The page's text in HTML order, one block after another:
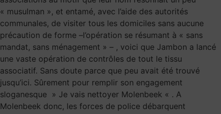
« musulman », et entamé, avec l’aide des autorités
communales, de visiter tous les domiciles sans aucune
précaution de forme –l’opération se résumant à « sans
mandat, sans ménagement » – , voici que Jambon a lancé
une vaste opération de contrôles de tout le tissu
associatif. Sans doute parce que peu avait été trouvé
jusqu’ici. Sûrement pour remplir son engagement
sloganesque » Je vais nettoyer Molenbeek « . A
Molenbeek donc, les forces de police débarquent